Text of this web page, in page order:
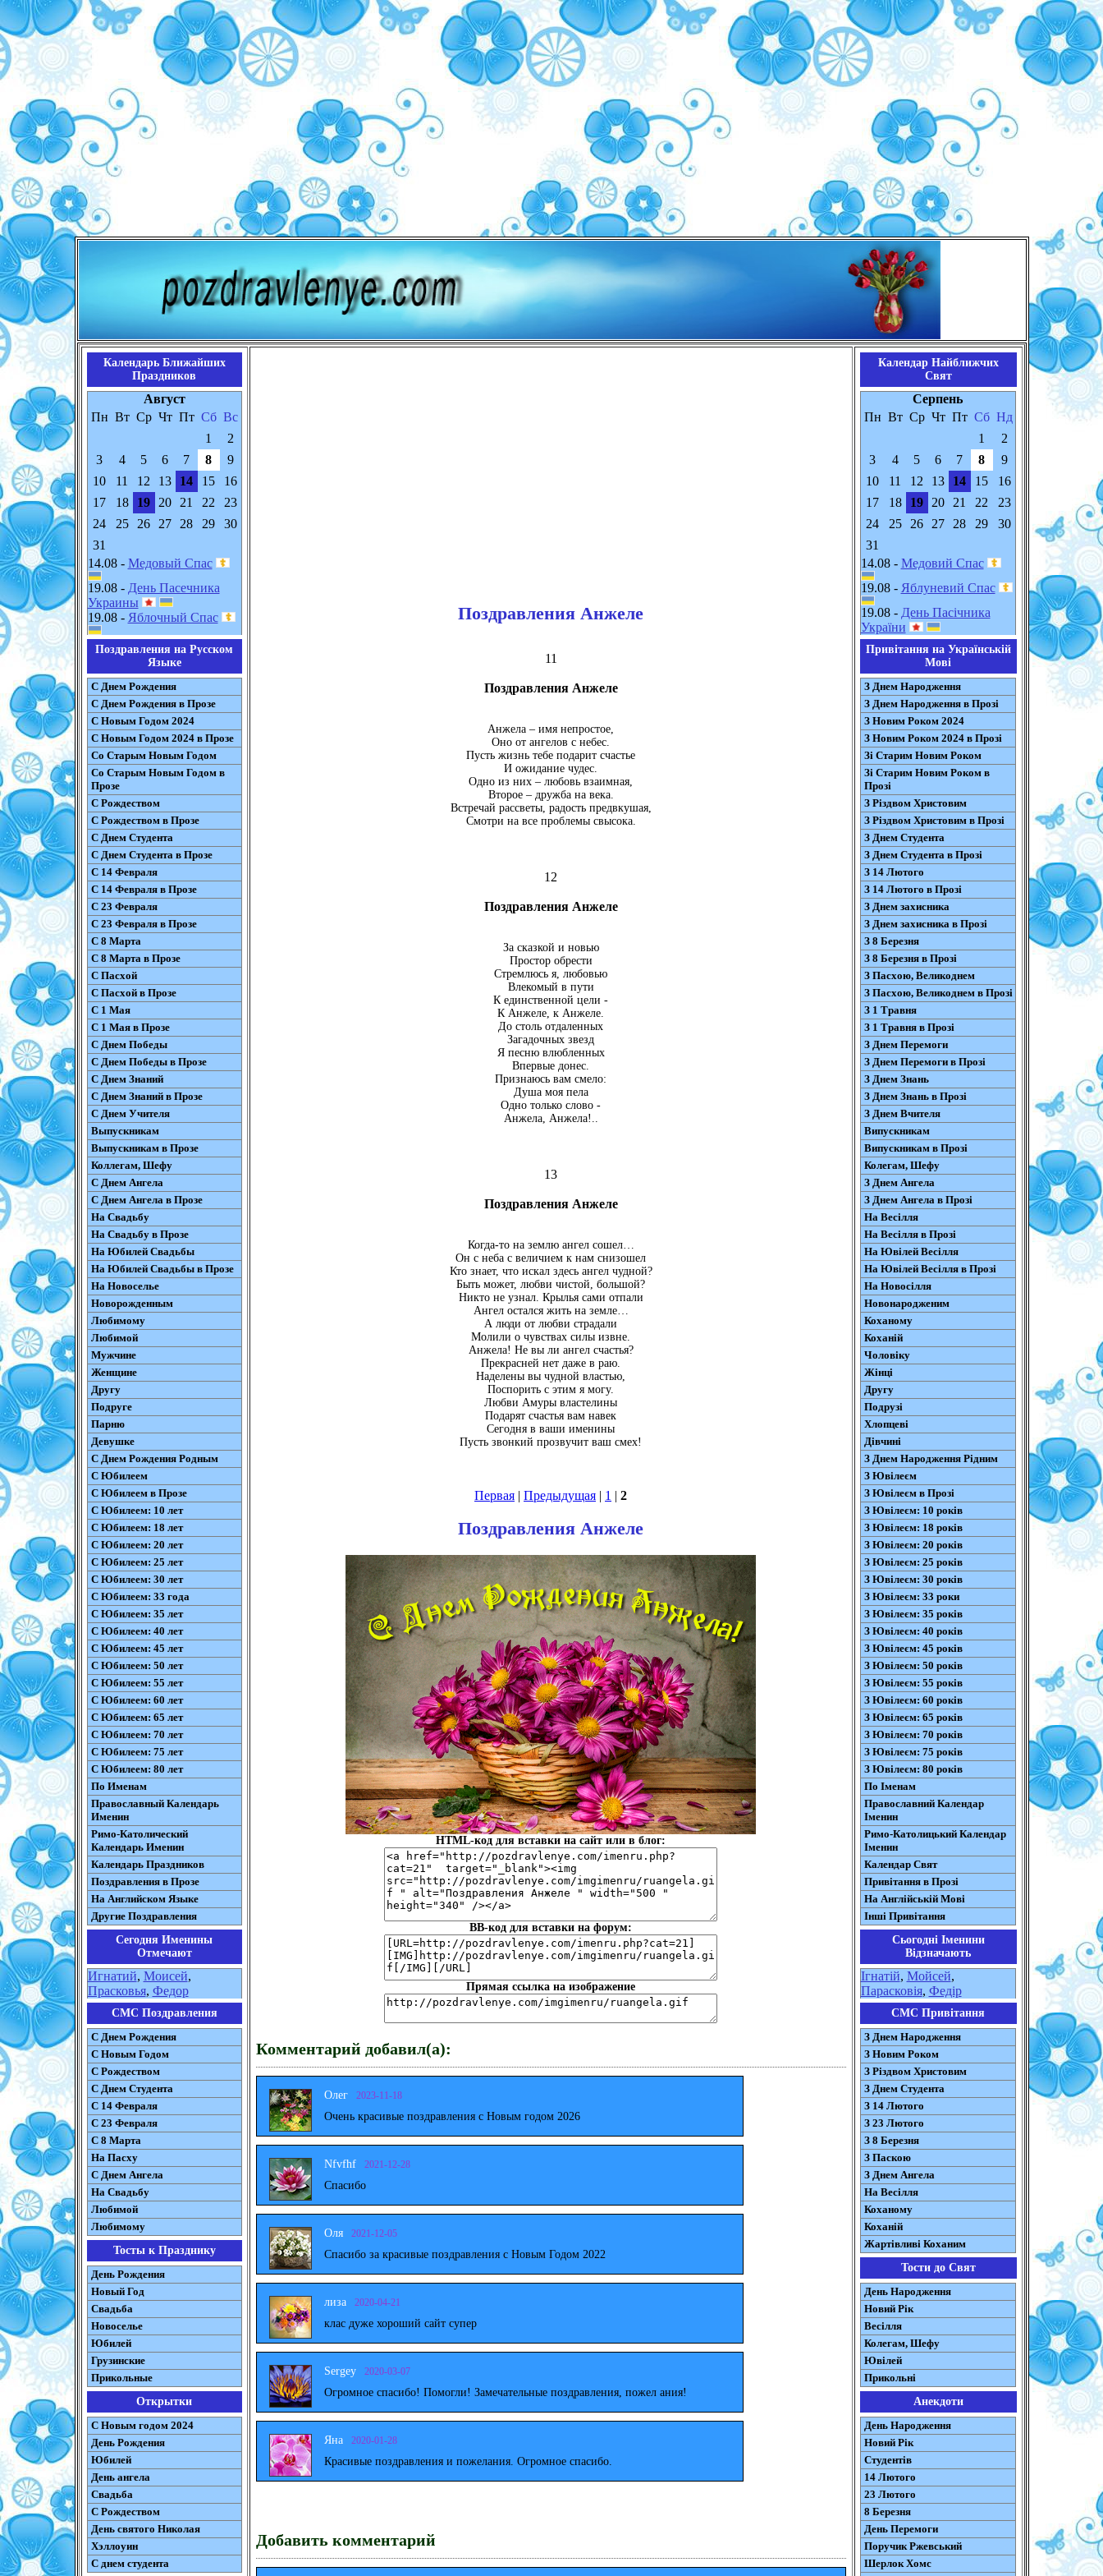
Календарь Ближайших
Праздников
Август
Пн Вт Ср Чт Пт Сб Вс
1
2
3
4 5 6 7 8
9
10
11 12 13 14 15
16
17
18 19 20 21 22
23
24
25 26 27 28 29
30
31
14.08 - Медовый Спас
19.08 - День Пасечника
Украины
19.08 - Яблочный Спас
Поздравления на Русском
Языке
С Днем Рождения
С Днем Рождения в Прозе
С Новым Годом 2024
С Новым Годом 2024 в Прозе
Со Старым Новым Годом
Со Старым Новым Годом в
Прозе
С Рождеством
С Рождеством в Прозе
С Днем Студента
С Днем Студента в Прозе
С 14 Февраля
С 14 Февраля в Прозе
С 23 Февраля
С 23 Февраля в Прозе
С 8 Марта
С 8 Марта в Прозе
С Пасхой
С Пасхой в Прозе
С 1 Мая
С 1 Мая в Прозе
С Днем Победы
С Днем Победы в Прозе
С Днем Знаний
С Днем Знаний в Прозе
С Днем Учителя
Выпускникам
Выпускникам в Прозе
Коллегам, Шефу
С Днем Ангела
С Днем Ангела в Прозе
На Свадьбу
На Свадьбу в Прозе
На Юбилей Свадьбы
На Юбилей Свадьбы в Прозе
На Новоселье
Новорожденным
Любимому
Любимой
Мужчине
Женщине
Другу
Подруге
Парню
Девушке
С Днем Рождения Родным
С Юбилеем
С Юбилеем в Прозе
С Юбилеем: 10 лет
С Юбилеем: 18 лет
С Юбилеем: 20 лет
С Юбилеем: 25 лет
С Юбилеем: 30 лет
С Юбилеем: 33 года
С Юбилеем: 35 лет
С Юбилеем: 40 лет
С Юбилеем: 45 лет
С Юбилеем: 50 лет
С Юбилеем: 55 лет
С Юбилеем: 60 лет
С Юбилеем: 65 лет
С Юбилеем: 70 лет
С Юбилеем: 75 лет
С Юбилеем: 80 лет
По Именам
Православный Календарь
Именин
Римо-Католический
Календарь Именин
Календарь Праздников
Поздравления в Прозе
На Английском Языке
Другие Поздравления
Сегодня Именины
Отмечают
Игнатий, Моисей,
Прасковья, Федор
СМС Поздравления
С Днем Рождения
С Новым Годом
С Рождеством
C Днем Студента
С 14 Февраля
С 23 Февраля
С 8 Марта
На Пасху
C Днем Ангела
На Свадьбу
Любимой
Любимому
Тосты к Празднику
День Рождения
Новый Год
Свадьба
Новоселье
Юбилей
Грузинские
Прикольные
Открытки
С Новым годом 2024
День Рождения
Юбилей
День ангела
Свадьба
С Рождеством
День святого Николая
Хэллоуин
С днем студента
Поздравления Анжеле
11
Поздравления Анжеле
Анжела – имя непростое,
Оно от ангелов с небес.
Пусть жизнь тебе подарит счастье
И ожидание чудес.
Одно из них – любовь взаимная,
Второе – дружба на века.
Встречай рассветы, радость предвкушая,
Смотри на все проблемы свысока.
12
Поздравления Анжеле
За сказкой и новью
Простор обрести
Стремлюсь я, любовью
Влекомый в пути
К единственной цели -
К Анжеле, к Анжеле.
До столь отдаленных
Загадочных звезд
Я песню влюбленных
Впервые донес.
Признаюсь вам смело:
Душа моя пела
Одно только слово -
Анжела, Анжела!..
13
Поздравления Анжеле
Когда-то на землю ангел сошел…
Он с неба с величием к нам снизошел
Кто знает, что искал здесь ангел чудной?
Быть может, любви чистой, большой?
Никто не узнал. Крылья сами отпали
Ангел остался жить на земле…
А люди от любви страдали
Молили о чувствах силы извне.
Анжела! Не вы ли ангел счастья?
Прекрасней нет даже в раю.
Наделены вы чудной властью,
Поспорить с этим я могу.
Любви Амуры властелины
Подарят счастья вам навек
Сегодня в ваши именины
Пусть звонкий прозвучит ваш смех!
Первая | Предыдущая | 1 | 2
Поздравления Анжеле
HTML-код для вставки на сайт или в блог:
BB-код для вставки на форум:
Прямая ссылка на изображение
Комментарий добавил(а):
Олег 2023-11-18
Очень красивые поздравления с Новым годом 2026
Nfvfhf 2021-12-28
Спасибо
Оля 2021-12-05
Спасибо за красивые поздравления с Новым Годом 2022
лиза 2020-04-21
клас дуже хороший сайт супер
Sergey 2020-03-07
Огромное спасибо! Помогли! Замечательные поздравления, пожел ания!
Яна 2020-01-28
Красивые поздравления и пожелания. Огромное спасибо.
Добавить комментарий
Календар Найближчих
Свят
Серпень
Пн Вт Ср Чт Пт Сб Нд
1
2
3
4 5 6 7 8
9
10
11 12 13 14 15
16
17
18 19 20 21 22
23
24
25 26 27 28 29
30
31
14.08 - Медовий Спас
19.08 - Яблуневий Спас
19.08 - День Пасічника
України
Привітання на Українській
Мові
З Днем Народження
З Днем Народження в Прозі
З Новим Роком 2024
З Новим Роком 2024 в Прозі
Зі Старим Новим Роком
Зі Старим Новим Роком в
Прозі
З Різдвом Христовим
З Різдвом Христовим в Прозі
З Днем Студента
З Днем Студента в Прозі
З 14 Лютого
З 14 Лютого в Прозі
З Днем захисника
З Днем захисника в Прозі
З 8 Березня
З 8 Березня в Прозі
З Пасхою, Великоднем
З Пасхою, Великоднем в Прозі
З 1 Травня
З 1 Травня в Прозі
З Днем Перемоги
З Днем Перемоги в Прозі
З Днем Знань
З Днем Знань в Прозі
З Днем Вчителя
Випускникам
Випускникам в Прозі
Колегам, Шефу
З Днем Ангела
З Днем Ангела в Прозі
На Весілля
На Весілля в Прозі
На Ювілей Весілля
На Ювілей Весілля в Прозі
На Новосілля
Новонародженим
Коханому
Коханій
Чоловіку
Жінці
Другу
Подрузі
Хлопцеві
Дівчині
З Днем Народження Рідним
З Ювілеєм
З Ювілеєм в Прозі
З Ювілеєм: 10 років
З Ювілеєм: 18 років
З Ювілеєм: 20 років
З Ювілеєм: 25 років
З Ювілеєм: 30 років
З Ювілеєм: 33 роки
З Ювілеєм: 35 років
З Ювілеєм: 40 років
З Ювілеєм: 45 років
З Ювілеєм: 50 років
З Ювілеєм: 55 років
З Ювілеєм: 60 років
З Ювілеєм: 65 років
З Ювілеєм: 70 років
З Ювілеєм: 75 років
З Ювілеєм: 80 років
По Іменам
Православний Календар
Іменин
Римо-Католицький Календар
Іменин
Календар Свят
Привітання в Прозі
На Англійській Мові
Інші Привітання
Сьогодні Іменини
Відзначають
Ігнатій, Мойсей,
Парасковія, Федір
СМС Привітання
З Днем Народження
З Новим Роком
З Різдвом Христовим
З Днем Студента
З 14 Лютого
З 23 Лютого
З 8 Березня
З Паскою
З Днем Ангела
На Весілля
Коханому
Коханій
Жартівливі Коханим
Тости до Свят
День Народження
Новий Рік
Весілля
Колегам, Шефу
Ювілей
Прикольні
Анекдоти
День Народження
Новий Рік
Студентів
14 Лютого
23 Лютого
8 Березня
День Перемоги
Поручик Ржевський
Шерлок Хомс